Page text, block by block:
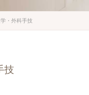
・外科手技
技